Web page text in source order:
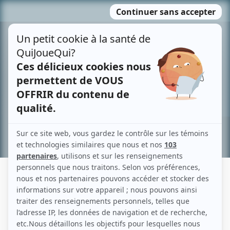
MENU
contenu
Recherche avancée »
CRAIG THOMAS
Liens
Fiche de Craig Thomas sur Showbizz.net